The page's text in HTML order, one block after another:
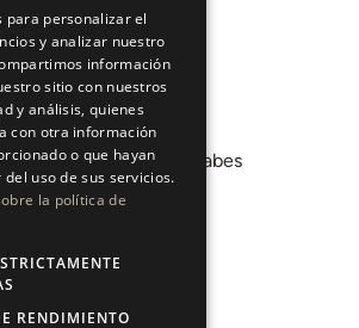
Sobre nosotros
Áreas
Promociones
de Mercados Árabes
Blog
Instagram
para personalizar el
y analizar nuestro
información
sitio con nuestros
y análisis, quienes
con otra información
o que hayan
uso de sus servicios.
la política de
RENDIMIENTO